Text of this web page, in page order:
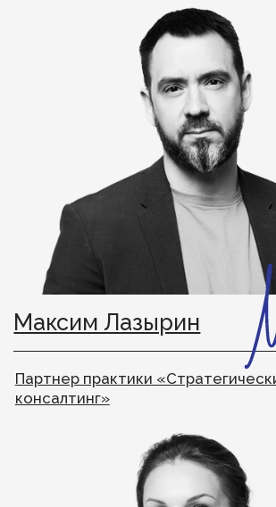
точки безубыточности, расширить продуктовый
или бренд-портфель или выйти на новые рынки.
Вы были Odgers Berndtson.
В 2024 году мы вышли из международной сети
Odgers Berndtson и провели ребрендинг.
Теперь мы The Edgers. Опыт команды и доступ
к международной сети контактов — сохранили.
Чем The Edgers
отличается от других
компаний
по управленческому
консалтингу?
Мы убеждены, что бизнес делают люди. Поэтому
консалтингу мы работаем в первую очередь
с человеческим капиталом.
нам важно предлагать не уже существующее
решение, а вместе с вами погружаться
в контекст бизнеса, находить источники
проблемы, точки роста и приложения усилий для
достижения результата.